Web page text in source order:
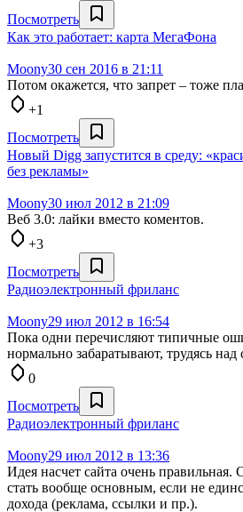
Посмотреть
Как это работает: карта МегаФона
Moony30 сен 2016 в 21:11
Потом окажется, что запрет – тоже
+1
Посмотреть
Новый Digg запустится в среду:
без рекламы»
Moony30 июл 2012 в 21:09
Веб 3.0: лайки вместо коментов.
+3
Посмотреть
Радиоэлектронный фриланс
Moony29 июл 2012 в 16:54
Пока одни перечисляют типичные
нормально забаратывают, трудясь над
0
Посмотреть
Радиоэлектронный фриланс
Moony29 июл 2012 в 13:36
Идея насчет сайта очень
стать вообще основным, если не
дохода (реклама, ссылки и пр.).